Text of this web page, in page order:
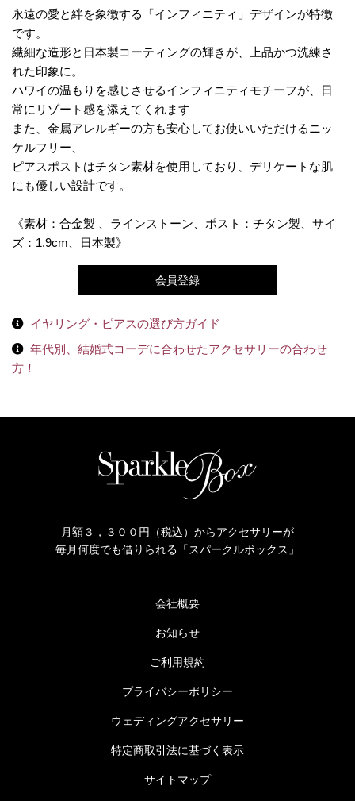
永遠の愛と絆を象徴する「インフィニティ」デザインが特徴
です。
繊細な造形と日本製コーティングの輝きが、上品かつ洗練さ
れた印象に。
ハワイの温もりを感じさせるインフィニティモチーフが、日
常にリゾート感を添えてくれます
また、金属アレルギーの方も安心してお使いいただけるニッ
ケルフリー、
ピアスポストはチタン素材を使用しており、デリケートな肌
にも優しい設計です。
《素材：合金製 、ラインストーン、ポスト：チタン製、サイ
ズ：1.9cm、日本製》
会員登録
イヤリング・ピアスの選び方ガイド
年代別、結婚式コーデに合わせたアクセサリーの合わせ
方！
月額３，３００円（税込）からアクセサリーが
毎月何度でも借りられる「スパークルボックス」
会社概要
お知らせ
ご利用規約
プライバシーポリシー
ウェディングアクセサリー
特定商取引法に基づく表示
サイトマップ